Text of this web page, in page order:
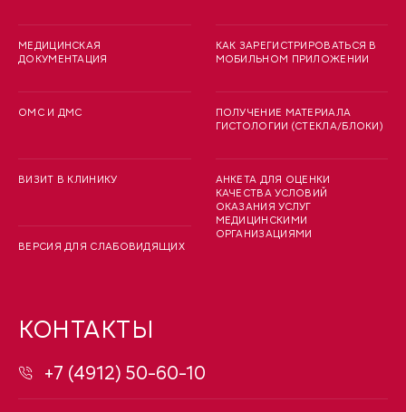
МЕДИЦИНСКАЯ
ДОКУМЕНТАЦИЯ
ОМС И ДМС
ВИЗИТ В КЛИНИКУ
ВЕРСИЯ ДЛЯ СЛАБОВИДЯЩИХ
КАК ЗАРЕГИСТРИРОВАТЬСЯ В
МОБИЛЬНОМ ПРИЛОЖЕНИИ
ПОЛУЧЕНИЕ МАТЕРИАЛА
ГИСТОЛОГИИ (СТЕКЛА/БЛОКИ)
АНКЕТА ДЛЯ ОЦЕНКИ
КАЧЕСТВА УСЛОВИЙ
ОКАЗАНИЯ УСЛУГ
МЕДИЦИНСКИМИ
ОРГАНИЗАЦИЯМИ
КОНТАКТЫ
+7 (4912) 50-60-10